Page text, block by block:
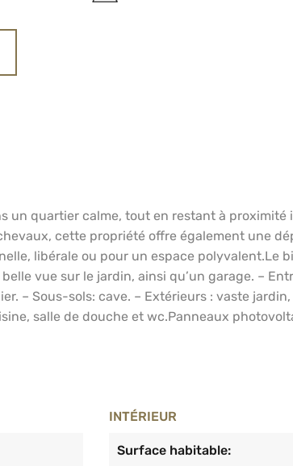
un quartier calme, tout en restant à
cette propriété offre également une
libérale ou pour un espace polyvalent.Le
vue sur le jardin, ainsi qu’un garage. –
– Sous-sols: cave. – Extérieurs : vaste
salle de douche et wc.Panneaux
INTÉRIEUR
Surface habitable: